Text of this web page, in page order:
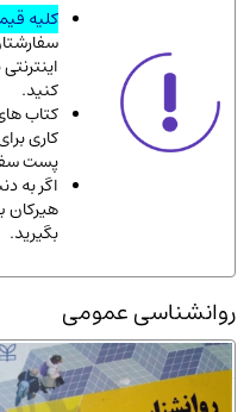
فلسفه و جامعه شناسی(151)
ادبیات و شعر
ادیان و مذاهب
دانشگاهی و آموزشی
اقتصادی، بازاریابی و مالی(56)
پزشکی(140)
کامپیوتر و نرم افزار(13)
ورزشی و تربیت بدنی(34)
آشپزی و خوراکی(25)
کلیه
کنید.
پست
اگر به
هیرکان
بگیرید.
روانشناسی عمومی